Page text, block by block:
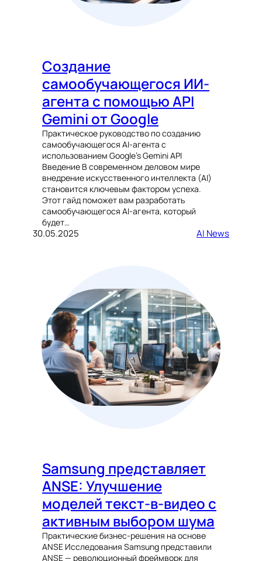
Создание
самообучающегося ИИ-
агента с помощью API
Gemini от Google
Практическое руководство по созданию
самообучающегося AI-агента с
использованием Google’s Gemini API
Введение В современном деловом мире
внедрение искусственного интеллекта (AI)
становится ключевым фактором успеха.
Этот гайд поможет вам разработать
самообучающегося AI-агента, который
будет…
30.05.2025 AI News
Samsung представляет
ANSE: Улучшение
моделей текст-в-видео с
активным выбором шума
Практические бизнес-решения на основе
ANSE Исследования Samsung представили
ANSE — революционный фреймворк для